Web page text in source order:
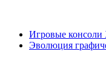
Игровые консоли
Эволюция